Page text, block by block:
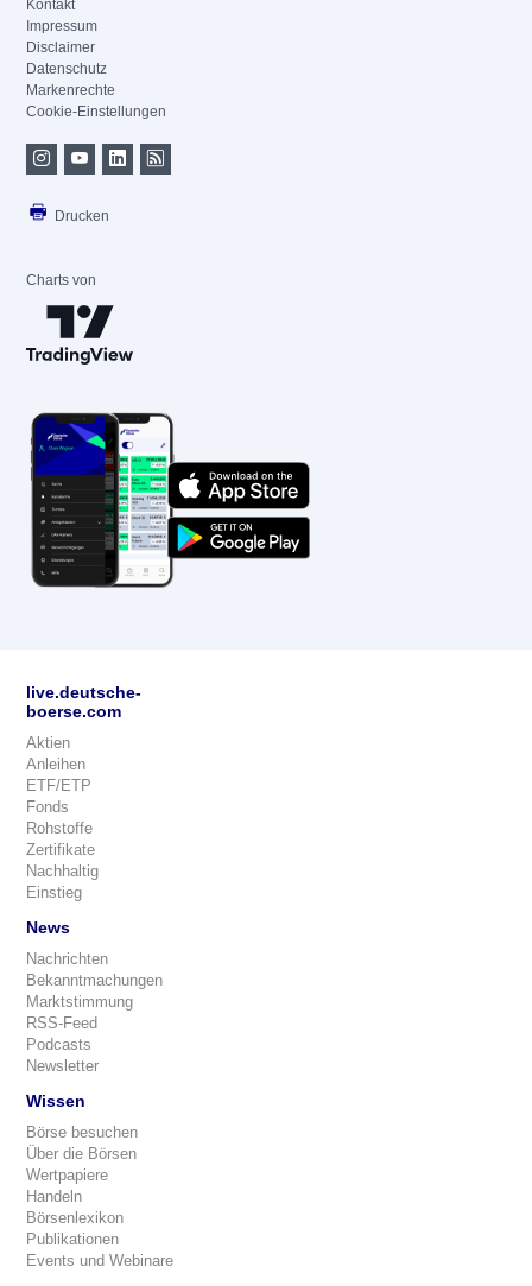
Kontakt
Impressum
Disclaimer
Datenschutz
Markenrechte
Cookie-Einstellungen
Drucken
Charts von
live.deutsche-
boerse.com
Aktien
Anleihen
ETF/ETP
Fonds
Rohstoffe
Zertifikate
Nachhaltig
Einstieg
News
Nachrichten
Bekanntmachungen
Marktstimmung
RSS-Feed
Podcasts
Newsletter
Wissen
Börse besuchen
Über die Börsen
Wertpapiere
Handeln
Börsenlexikon
Publikationen
Events und Webinare